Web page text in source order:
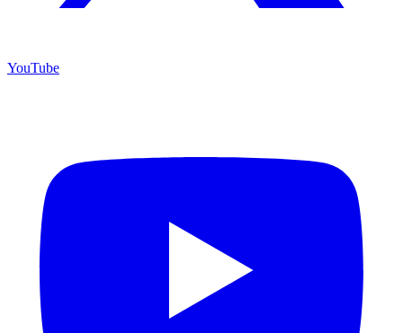
YouTube